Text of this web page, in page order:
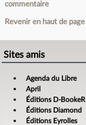
commentaire
Revenir en haut de page
Sites amis
Agenda du Libre
April
Éditions D-BookeR
Éditions Diamond
Éditions Eyrolles